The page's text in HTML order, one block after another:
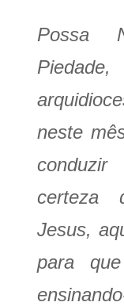
Possa
neste
certeza
Jesus,
para